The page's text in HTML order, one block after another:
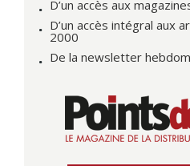
D’un accès aux
D’un accès intégral aux
2000
De la newsletter